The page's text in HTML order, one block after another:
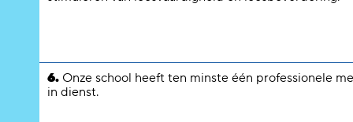
6. Onze school heeft ten minste één professionele
in dienst.